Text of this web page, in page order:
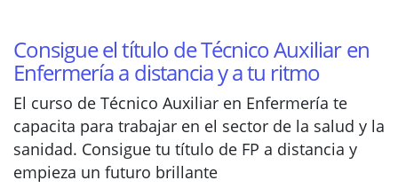
Consigue el título de Técnico Auxiliar en
Enfermería a distancia y a tu ritmo
El curso de Técnico Auxiliar en Enfermería te
capacita para trabajar en el sector de la salud y la
sanidad. Consigue tu título de FP a distancia y
empieza un futuro brillante